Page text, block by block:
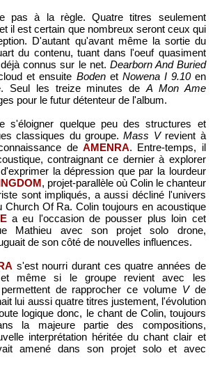
pas à la règle. Quatre titres seulement
il est certain que nombreux seront ceux qui
D'autant qu'avant même la sortie du
du contenu, tuant dans l'oeuf quasiment
connus sur le net. Dearborn And Buried
et ensuite Bodenet Nowena I 9.10en
Seul les treize minutes de A Mon Ame
pour le futur détenteur de l'album.
s'éloigner quelque peu des structures et
classiques du groupe.Mass Vrevient à
de AMENRA. Entre-temps, il
contraignant ce dernier à explorer
la dépression que par la lourdeur
, projet-parallèle où Colin le chanteur
sont impliqués, a aussi décliné l'univers
Church Of Ra. Colin toujours en acoustique
a eu l'occasion de pousser plus loin cet
Mathieu avec son projet solo drone,
de son côté de nouvelles influences.
s'est nourri durant ces quatre années de
même si le groupe revient avec les
de rapprocher ce volume Vde
lui aussi quatre titres justement, l'évolution
logique donc, le chant de Colin, toujours
la majeure partie des compositions,
interprétation héritée du chant clair et
amené dans son projet solo et avec